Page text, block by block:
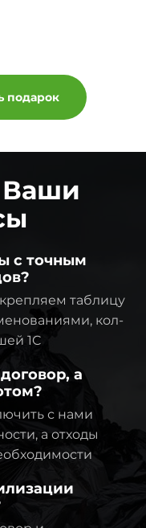
подарок
Ваши
с точным
таблицу
кол-
1C
а
с нами
а отходы